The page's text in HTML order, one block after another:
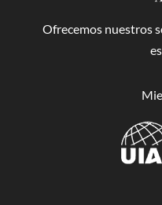
Ofrecemos nuestros